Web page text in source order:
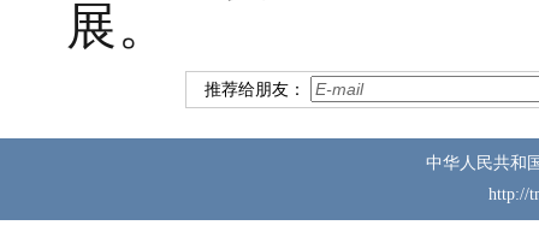
展。
推荐给朋友：
中华人民共和
http://